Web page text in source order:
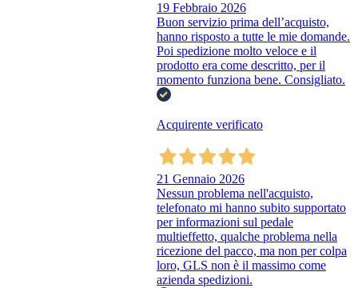
19 Febbraio 2026
Buon servizio prima dell’acquisto,
hanno risposto a tutte le mie domande.
Poi spedizione molto veloce e il
prodotto era come descritto, per il
momento funziona bene. Consigliato.
Acquirente verificato
21 Gennaio 2026
Nessun problema nell'acquisto,
telefonato mi hanno subito supportato
per informazioni sul pedale
multieffetto, qualche problema nella
ricezione del pacco, ma non per colpa
loro, GLS non è il massimo come
azienda spedizioni.